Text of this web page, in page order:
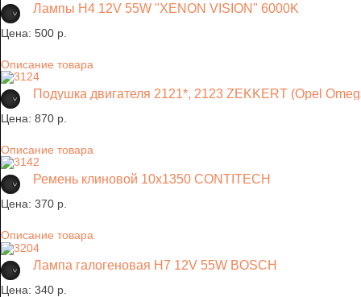
Лампы H4 12V 55W "XENON VISION" 6000K
Цена: 500 p.
Описание товара
Подушка двигателя 2121*, 2123 ZEKKERT (Opel
Цена: 870 p.
Описание товара
Ремень клиновой 10х1350 CONTITECH
Цена: 370 p.
Описание товара
Лампа галогеновая H7 12V 55W BOSCH
Цена: 340 p.